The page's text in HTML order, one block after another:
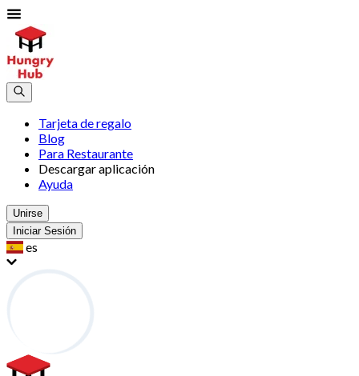
Tarjeta de regalo
Blog
Para Restaurante
Descargar aplicación
Ayuda
Unirse
Iniciar Sesión
es